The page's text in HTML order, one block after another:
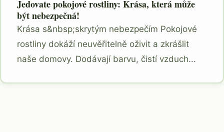
Jedovate pokojové rostliny: Krása, která může
být nebezpečná!
Krása s&nbsp;skrytým nebezpečím Pokojové
rostliny dokáží neuvěřitelně oživit a zkrášlit
naše domovy. Dodávají barvu, čistí vzduch...